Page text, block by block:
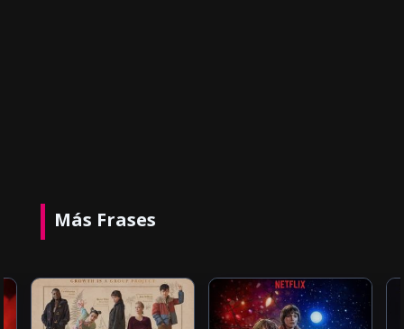
Más Frases